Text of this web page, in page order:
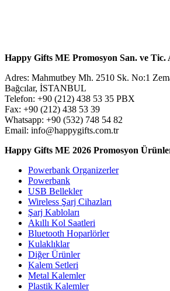
Happy Gifts ME Promosyon San. ve Tic.
Adres: Mahmutbey Mh. 2510 Sk. No:1
Bağcılar, İSTANBUL
Telefon: +90 (212) 438 53 35 PBX
Fax: +90 (212) 438 53 39
Whatsapp: +90 (532) 748 54 82
Email: info@happygifts.com.tr
Happy Gifts ME 2026 Promosyon
Powerbank Organizerler
Powerbank
USB Bellekler
Wireless Şarj Cihazları
Şarj Kabloları
Akıllı Kol Saatleri
Bluetooth Hoparlörler
Kulaklıklar
Diğer Ürünler
Kalem Setleri
Metal Kalemler
Plastik Kalemler